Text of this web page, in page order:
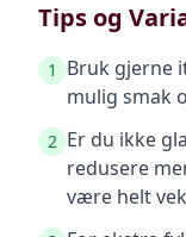
Tips og
1
Bruk gjerne
mulig smak
2 Er du ikke
redusere
være helt